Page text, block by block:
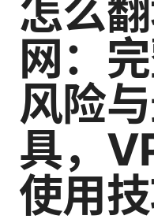
怎么
网：
风险
具，
使用